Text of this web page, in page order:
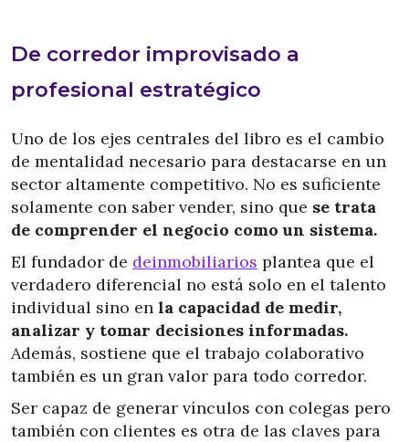
De corredor improvisado a
profesional estratégico
Uno de los ejes centrales del libro es el cambio
de mentalidad necesario para destacarse en un
sector altamente competitivo. No es suficiente
solamente con saber vender, sino que se trata
de comprender el negocio como un sistema.
El fundador de deinmobiliarios plantea que el
verdadero diferencial no está solo en el talento
individual sino en la capacidad de medir,
analizar y tomar decisiones informadas.
Además, sostiene que el trabajo colaborativo
también es un gran valor para todo corredor.
Ser capaz de generar vínculos con colegas pero
también con clientes es otra de las claves para